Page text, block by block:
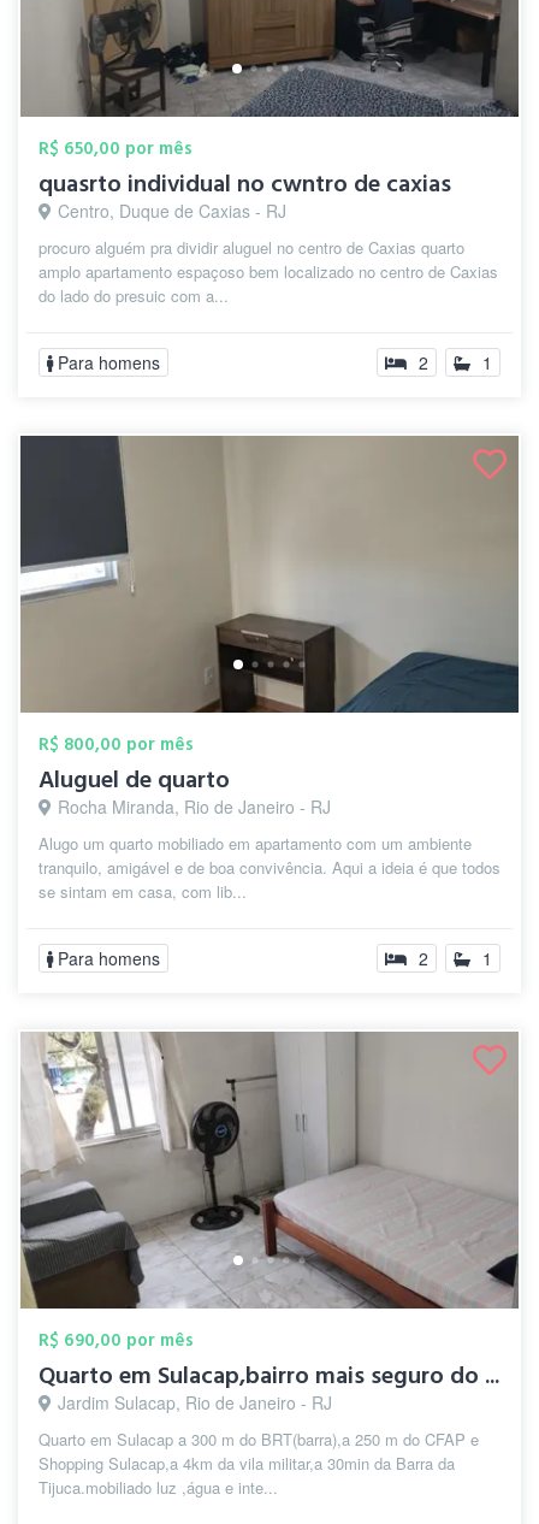
R$ 650,00 por mês
quasrto individual no cwntro de caxias
Centro, Duque de Caxias - RJ
procuro alguém pra dividir aluguel no centro de Caxias quarto
amplo apartamento espaçoso bem localizado no centro de Caxias
do lado do presuic com a...
Para homens 2 1
R$ 800,00 por mês
Aluguel de quarto
Rocha Miranda, Rio de Janeiro - RJ
Alugo um quarto mobiliado em apartamento com um ambiente
tranquilo, amigável e de boa convivência. Aqui a ideia é que todos
se sintam em casa, com lib...
Para homens 2 1
R$ 690,00 por mês
Quarto em Sulacap,bairro mais seguro do ...
Jardim Sulacap, Rio de Janeiro - RJ
Quarto em Sulacap a 300 m do BRT(barra),a 250 m do CFAP e
Shopping Sulacap,a 4km da vila militar,a 30min da Barra da
Tijuca.mobiliado luz ,água e inte...